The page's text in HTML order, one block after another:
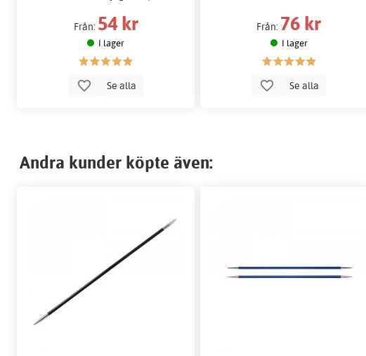
Från: 54 kr
I lager
Se alla
Från: 76 kr
I lager
Se alla
Andra kunder köpte även: